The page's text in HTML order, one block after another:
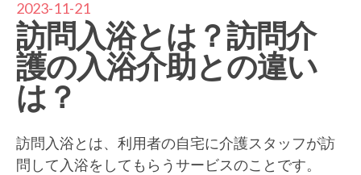
2023-11-21
訪問入浴とは？訪問介
護の入浴介助との違い
は？
訪問入浴とは、利用者の自宅に介護スタッフが訪
問して入浴をしてもらうサービスのことです。